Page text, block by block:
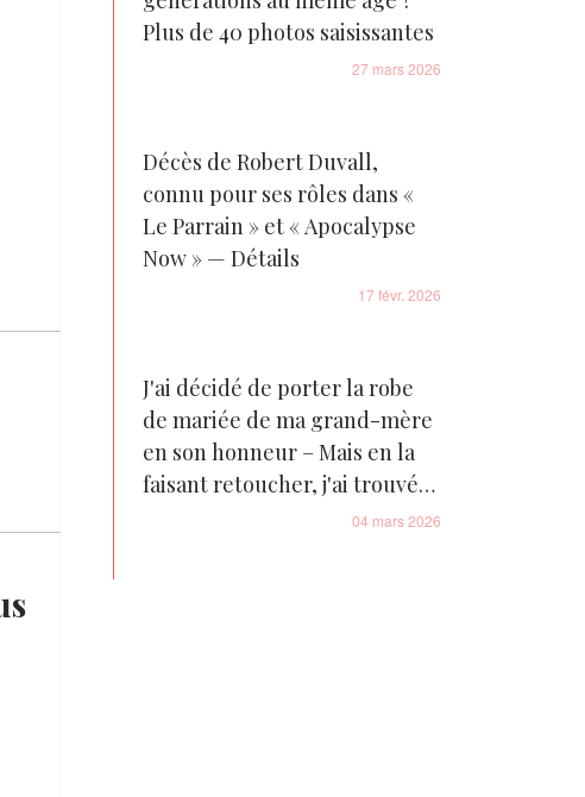
Plus de 40 photos saisissantes
27 mars 2026
Décès de Robert Duvall,
connu pour ses rôles dans «
Le Parrain » et « Apocalypse
Now » — Détails
17 févr. 2026
J'ai décidé de porter la robe
de mariée de ma grand-mère
en son honneur – Mais en la
faisant retoucher, j'ai trouvé
une lettre cachée qui m'a04 mars 2026